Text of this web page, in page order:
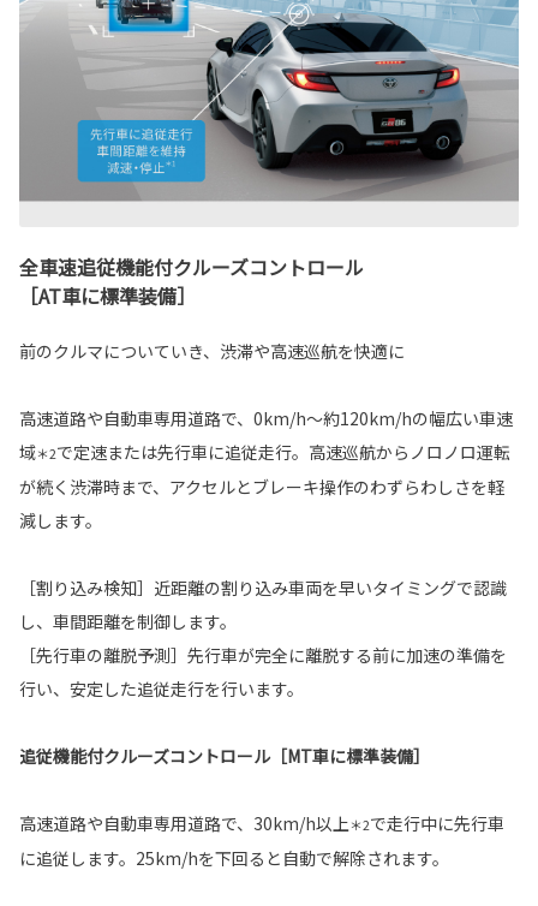
全車速追従機能付クルーズコントロール
［AT車に標準装備］
前のクルマについていき、渋滞や高速巡航を快適に
高速道路や自動車専用道路で、0km/h～約120km/hの幅広い車速
域＊2で定速または先行車に追従走行。高速巡航からノロノロ運転
が続く渋滞時まで、アクセルとブレーキ操作のわずらわしさを軽
減します。
［割り込み検知］近距離の割り込み車両を早いタイミングで認識
し、車間距離を制御します。
［先行車の離脱予測］先行車が完全に離脱する前に加速の準備を
行い、安定した追従走行を行います。
追従機能付クルーズコントロール［MT車に標準装備］
高速道路や自動車専用道路で、30km/h以上＊2で走行中に先行車
に追従します。25km/hを下回ると自動で解除されます。